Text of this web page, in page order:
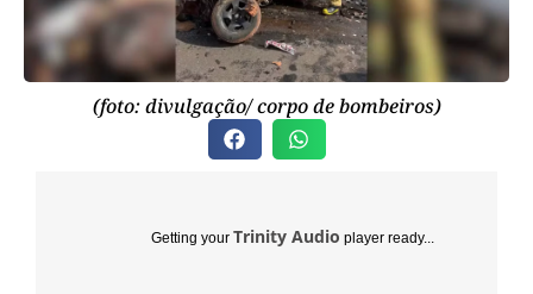
(foto: divulgação/ corpo de bombeiros)
Getting your Trinity Audio player ready...